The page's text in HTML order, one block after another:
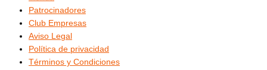
Patrocinadores
Club Empresas
Aviso Legal
Política de privacidad
Términos y Condiciones